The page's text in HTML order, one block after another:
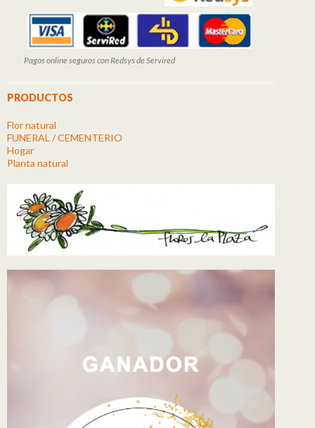
Pagos online seguros con Redsys de Servired
PRODUCTOS
Flor natural
FUNERAL / CEMENTERIO
Hogar
Planta natural